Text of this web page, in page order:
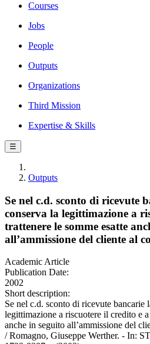
Courses
Jobs
People
Outputs
Organizations
Third Mission
Expertise & Skills
☰
Outputs
Se nel c.d. sconto di ricevute
conserva la legittimazione a
trattenere le somme esatte
all’ammissione del cliente al
Academic Article
Publication Date:
2002
Short description:
Se nel c.d. sconto di ricevute bancarie
legittimazione a riscuotere il credito e
anche in seguito all’ammissione del
/ Romagno, Giuseppe Werther. - In: